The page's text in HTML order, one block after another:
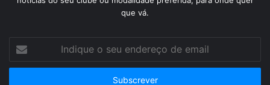
que vá.
Indique
seu